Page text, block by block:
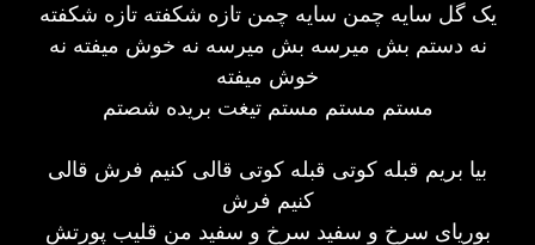
یک گل سایه چمن سایه چمن تازه شکفته تازه شکفته
نه دستم بش میرسه بش میرسه نه خوش میفته نه
خوش میفته
مستم مستم مستم تیغت بریده شصتم
بیا بریم قبله کوتی قبله کوتی قالی کنیم فرش قالی
کنیم فرش
بوریای سرخ و سفید سرخ و سفید من قلیب پورتش